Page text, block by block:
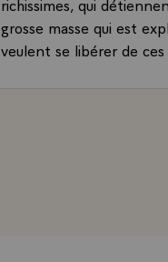
grosse masse qui est
veulent se libérer de
d'affirmation nationale
plus grand -compte si
ressemble tellement à